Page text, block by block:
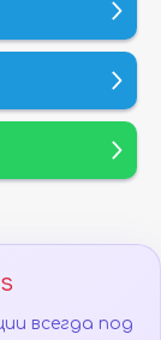
всегда под